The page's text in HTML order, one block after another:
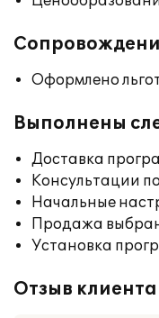
Оформлено
Выполнены
Доставка
Консультации
Начальные
Продажа
Установка
Отзыв клиента